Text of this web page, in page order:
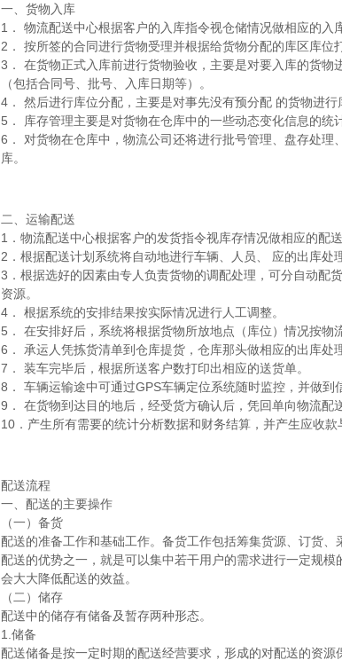
一、货物入库
1． 物流配送中心根据客户的入库指令视仓储情况做相应的入
2． 按所签的合同进行货物受理并根据给货物分配的库区库位
3． 在货物正式入库前进行货物验收，主要是对要入库的货
（包括合同号、批号、入库日期等）。
4． 然后进行库位分配，主要是对事先没有预分配 的货物进
5． 库存管理主要是对货物在仓库中的一些动态变化信息的统
6． 对货物在仓库中，物流公司还将进行批号管理、盘存处
库。
二、运输配送
1．物流配送中心根据客户的发货指令视库存情况做相应的配送
2．根据配送计划系统将自动地进行车辆、人员、 应的出库处理
3．根据选好的因素由专人负责货物的调配处理，可分自动配
资源。
4． 根据系统的安排结果按实际情况进行人工调整。
5． 在安排好后，系统将根据货物所放地点（库位）情况按物
6． 承运人凭拣货清单到仓库提货，仓库那头做相应的出库处理
7． 装车完毕后，根据所送客户数打印出相应的送货单。
8． 车辆运输途中可通过GPS车辆定位系统随时监控，并做到
9． 在货物到达目的地后，经受货方确认后，凭回单向物流配
10．产生所有需要的统计分析数据和财务结算，并产生应收款
配送流程
一、配送的主要操作
（一）备货
配送的准备工作和基础工作。备货工作包括筹集货源、订货、
配送的优势之一，就是可以集中若干用户的需求进行一定规
会大大降低配送的效益。
（二）储存
配送中的储存有储备及暂存两种形态。
1.储备
配送储备是按一定时期的配送经营要求，形成的对配送的资